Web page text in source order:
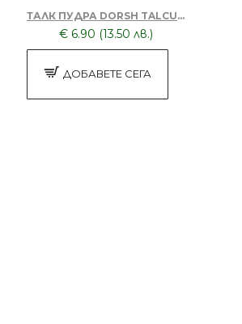
ТАЛК ПУДРА DORSH TALCUM POWDER FOR BARBERS 500GR
€ 6.90 (13.50 лв.)
ДОБАВЕТЕ СЕГА